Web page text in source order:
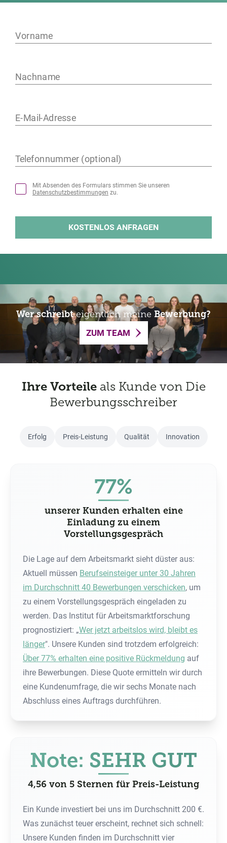
Vorname
Nachname
E-Mail-Adresse
Telefonnummer (optional)
Mit Absenden des Formulars stimmen Sie unseren
Datenschutzbestimmungen zu.
Wer schreibteigentlich meine Bewerbung?
ZUM TEAM
Ihre Vorteileals Kunde von Die
Bewerbungsschreiber
Erfolg Preis-Leistung Qualität Innovation
77%
unserer Kunden erhalten eine
Einladung zu einem
Vorstellungsgespräch
Die Lage auf dem Arbeitsmarkt sieht düster aus:
Aktuell müssen Berufseinsteiger unter 30 Jahren
im Durchschnitt 40 Bewerbungen verschicken, um
zu einem Vorstellungsgespräch eingeladen zu
werden. Das Institut für Arbeitsmarktforschung
prognostiziert: „Wer jetzt arbeitslos wird, bleibt es
länger". Unsere Kunden sind trotzdem erfolgreich:
Über 77% erhalten eine positive Rückmeldung auf
ihre Bewerbungen. Diese Quote ermitteln wir durch
eine Kundenumfrage, die wir sechs Monate nach
Abschluss eines Auftrags durchführen.
Note: SEHR GUT
4,56 von 5 Sternen für Preis-Leistung
Ein Kunde investiert bei uns im Durchschnitt 200 €.
Was zunächst teuer erscheint, rechnet sich schnell:
Unsere Kunden finden im Durchschnitt vier